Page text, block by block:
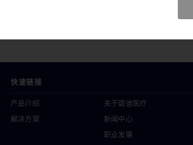
和近腘动脉增加腔内直径，治疗新发病变或
快速链接
产品介绍
解决方案
关于碧迪医疗
新闻中心
职业发展